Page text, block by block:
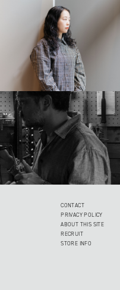
CONTACT
PRIVACY POLICY
ABOUT THIS SITE
RECRUIT
STORE INFO